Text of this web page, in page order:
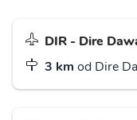
DIR - Dire
3 km od Dire